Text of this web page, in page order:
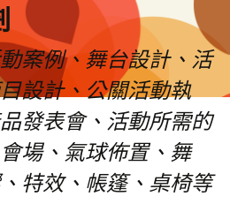
案例、舞台設計、活
設計、公關活動執
發表會、活動所需的
場、氣球佈置、舞
特效、帳篷、桌椅等